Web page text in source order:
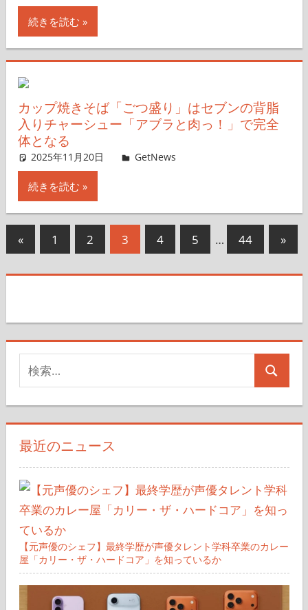
続きを読む
カップ焼きそば「ごつ盛り」はセブンの背脂
入りチャーシュー「アブラと肉っ！」で完全
体となる
2025年11月20日 GetNews
続きを読む
投
ペ
ー
送
り
«前
の
記
1 2 3 4 5 … 44
次
の
記
»
索
対
象:
検
最近のニュース
【元声優のシェフ】最終学歴が声優タレント学科卒業のカレー
屋「カリー・ザ・ハードコア」を知っているか